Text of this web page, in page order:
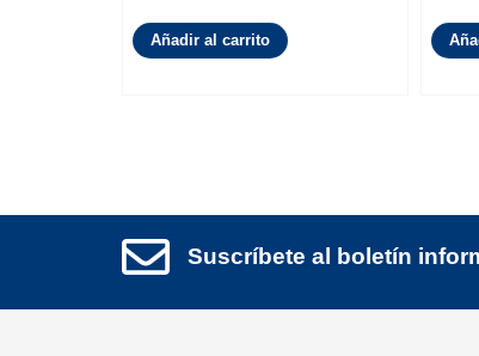
Añadir al carrito
Suscríbete al boletín